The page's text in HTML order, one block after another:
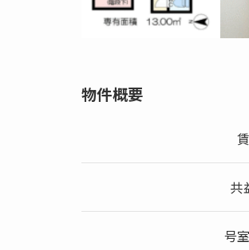
物件概要
共
号